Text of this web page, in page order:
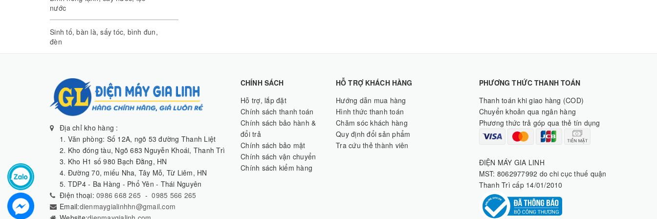
nước
Sinh tố, bàn là, sấy tóc, bình đun,
đèn
Địa chỉ kho hàng :
1. Văn phòng: Số 12A, ngõ 53 đường Thanh Liệt
2. Kho đóng tàu, Ngõ 683 Nguyễn Khoái, Thanh Trì
3. Kho H1 số 980 Bạch Đằng, HN
4. Đường 70, miếu Nha, Tây Mỗ, Từ Liêm, HN
5. TDP4 - Ba Hàng - Phổ Yên - Thái Nguyên
Điện thoại: 0986 668 265 -0985 566 265
Email:dienmaygialinhhn@gmail.com
CHÍNH SÁCH
Hỗ trợ, lắp đặt
Chính sách thanh toán
Chính sách bảo hành &
đổi trả
Chính sách bảo mật
Chính sách vận chuyển
Chính sách kiểm hàng
HỖ TRỢ KHÁCH HÀNG
Hướng dẫn mua hàng
Hình thức thanh toán
Chăm sóc khách hàng
Quy định đổi sản phẩm
Tra cứu thẻ thành viên
PHƯƠNG THỨC THANH TOÁN
Thanh toán khi giao hàng (COD)
Chuyển khoản qua ngân hàng
Phương thức trả góp qua thẻ tín dụng
ĐIỆN MÁY GIA LINH
MST: 8062977992 do chi cục thuế quận
Thanh Trì cấp 14/01/2010